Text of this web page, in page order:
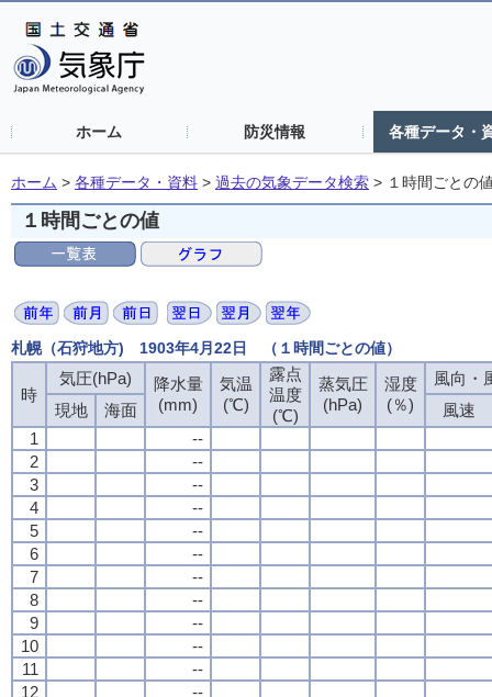
ホーム 防災情報 各種データ・
ホーム > 各種データ・資料 > 過去の気象データ検索 > １時間ごとの
１時間ごとの値
札幌（石狩地方) 1903年4月22日 （１時間ごとの値）
時
気圧(hPa)
降水量
(mm)
気温
(℃)
露点
温度
(℃)
蒸気圧
(hPa)
湿度
(％)
風向・
現地
海面
風速
1
--
2
--
3
--
4
--
5
--
6
--
7
--
8
--
9
--
10
--
11
--
12
--
時
気圧(hPa)
降水量
(mm)
気温
(℃)
露点
温度
(℃)
蒸気圧
(hPa)
湿度
(％)
風向・
現地
海面
風速
1
--
2
--
3
--
4
--
5
--
6
--
7
--
8
--
9
--
10
--
11
--
12
--
時
気圧(hPa)
降水量
(mm)
気温
(℃)
露点
温度
(℃)
蒸気圧
(hPa)
湿度
(％)
風向・
現地
海面
風速
1
--
2
--
3
--
4
--
5
--
6
--
7
--
8
--
9
--
10
--
11
--
12
--
時
気圧(hPa)
降水量
(mm)
気温
(℃)
露点
温度
(℃)
蒸気圧
(hPa)
湿度
(％)
風向・
現地
海面
風速
1
--
2
--
3
--
4
--
5
--
6
--
7
--
8
--
9
--
10
--
11
--
12
--